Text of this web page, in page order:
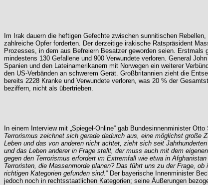
Im Irak dauern die heftigen Gefechte zwischen sunnitischen
zahlreiche Opfer forderten. Der derzeitige irakische Ratspräsident
Prozesses, in dem aus Befreiern Besatzer geworden seien.
mindestens 130 Gefallene und 900 Verwundete verloren. General
Spanien und den Lateinamerikanern mit Norwegen ein weiterer
den US-Verbänden an schwerem Gerät. Großbritannien zieht die
bereits 2228 Kranke und Verwundete verloren, was 20 % der
beziffern, nicht als übertrieben.
In einem Interview mit „Spiegel-Online“ gab Bundesinnenminister
Terrorismus zeichnet sich gerade dadurch aus, eine möglichst große
Leben und das von anderen nicht achtet, zieht sich seit
und das Leben anderer in Frage stellt, der muss auch mit dem
gegen den Terrorismus erfordert im Extremfall wie etwa in
Terroristen, die Massenmorde planen? Das führt uns zu der Frage,
richtigen Kategorien gefunden sind.“ Der bayerische Innenminister
jedoch noch in rechtsstaatlichen Kategorien; seine Äußerungen